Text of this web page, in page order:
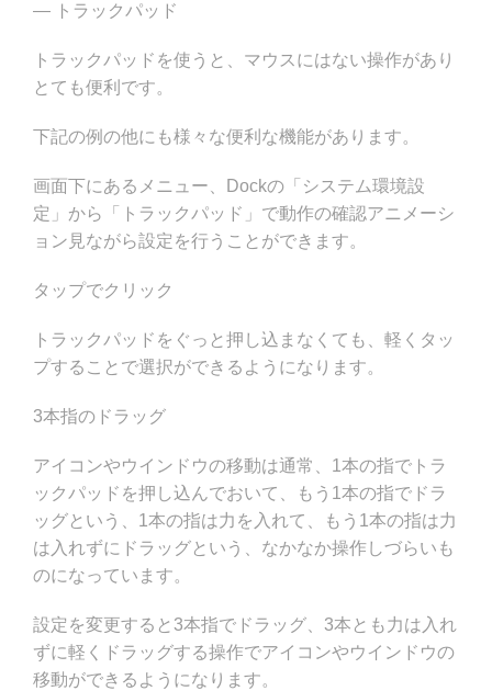
— トラックパッド
トラックパッドを使うと、マウスにはない操作があり
とても便利です。
下記の例の他にも様々な便利な機能があります。
画面下にあるメニュー、Dockの「システム環境設
定」から「トラックパッド」で動作の確認アニメーシ
ョン見ながら設定を行うことができます。
タップでクリック
トラックパッドをぐっと押し込まなくても、軽くタッ
プすることで選択ができるようになります。
3本指のドラッグ
アイコンやウインドウの移動は通常、1本の指でトラ
ックパッドを押し込んでおいて、もう1本の指でドラ
ッグという、1本の指は力を入れて、もう1本の指は力
は入れずにドラッグという、なかなか操作しづらいも
のになっています。
設定を変更すると3本指でドラッグ、3本とも力は入れ
ずに軽くドラッグする操作でアイコンやウインドウの
移動ができるようになります。